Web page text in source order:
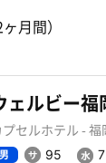
月間）
ェルビー福
プセルホテル -
男 95
7